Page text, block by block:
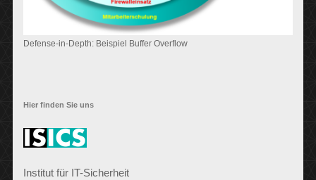
Defense-in-Depth: Beispiel Buffer Overflow
Hier finden Sie uns
Institut für IT-Sicherheit